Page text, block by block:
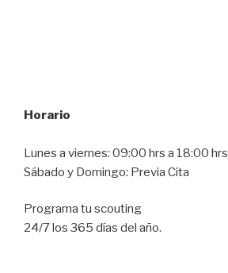
Horario
Lunes a viernes: 09:00 hrs a 18:00 hrs
Sábado y Domingo: Previa Cita
Programa tu scouting
24/7 los 365 días del año.